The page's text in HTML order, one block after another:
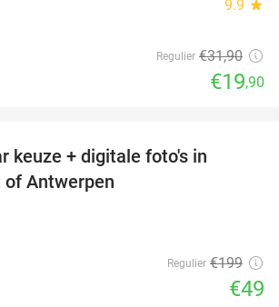
9.9 star
Regulier €31,90
€19,90
keuze + digitale foto's in
Antwerpen
Regulier €199
€49